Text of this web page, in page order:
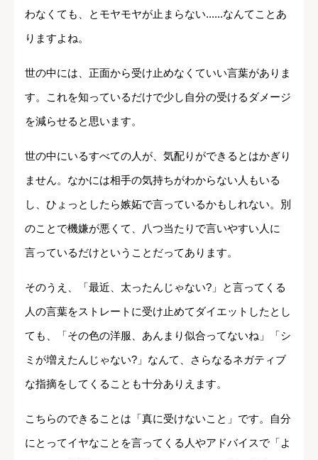
わなくても、とモヤモヤが止まらない......なんてことあ
りますよね。
世の中には、正面から受け止めなくていい言葉がありま
す。これを知っているだけで少し自分の受けるダメージ
を減らせると思います。
世の中にいるすべての人が、気配りができるとはかぎり
ません。なかには相手の気持ちがわからない人もいる
し、ひょっとしたら嫉妬で言っているかもしれない。別
のことで機嫌が悪くて、八つ当たりで言いやすい人に
言っているだけということだってあります。
そのうえ、「最近、太ったんじゃない?」と言ってくる
人の言葉をストレートに受け止めてダイエットしたとし
ても、「その色の洋服、あんまり似合ってないね」「シ
ミが増えたんじゃない?」なんて、さらなるネガティブ
な指摘をしてくることも十分ありえます。
こちらのできることは「真に受けないこと」です。自分
にとってイヤなことを言ってくる人やアドバイスで「よ